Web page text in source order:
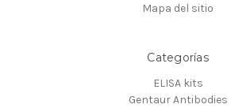
Mapa del sitio
Categorías
ELISA kits
Gentaur Antibodies